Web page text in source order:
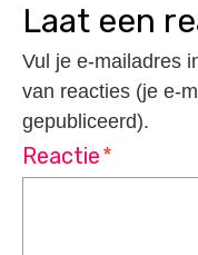
laat een
Vul je e-mailadres
van reacties (je e-
gepubliceerd).
Reactie*